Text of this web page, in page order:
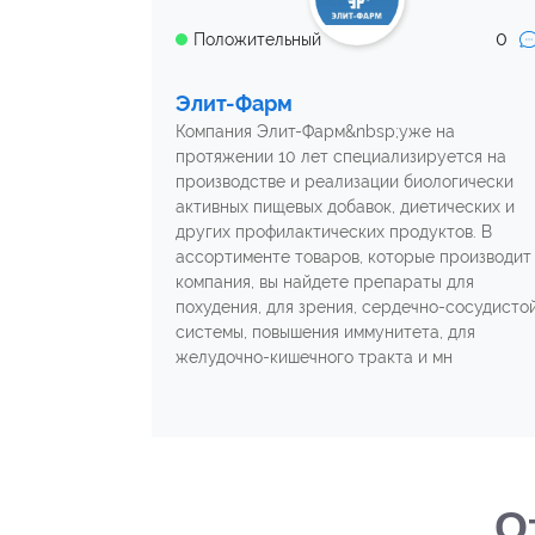
Положительный 0
Элит-Фарм
Компания Элит-Фарм&nbsp;уже на
протяжении 10 лет специализируется на
производстве и реализации биологически
активных пищевых добавок, диетических и
других профилактических продуктов. В
ассортименте товаров, которые производит
компания, вы найдете препараты для
похудения, для зрения, сердечно-
системы, повышения иммунитета, для
желудочно-кишечного тракта и мн